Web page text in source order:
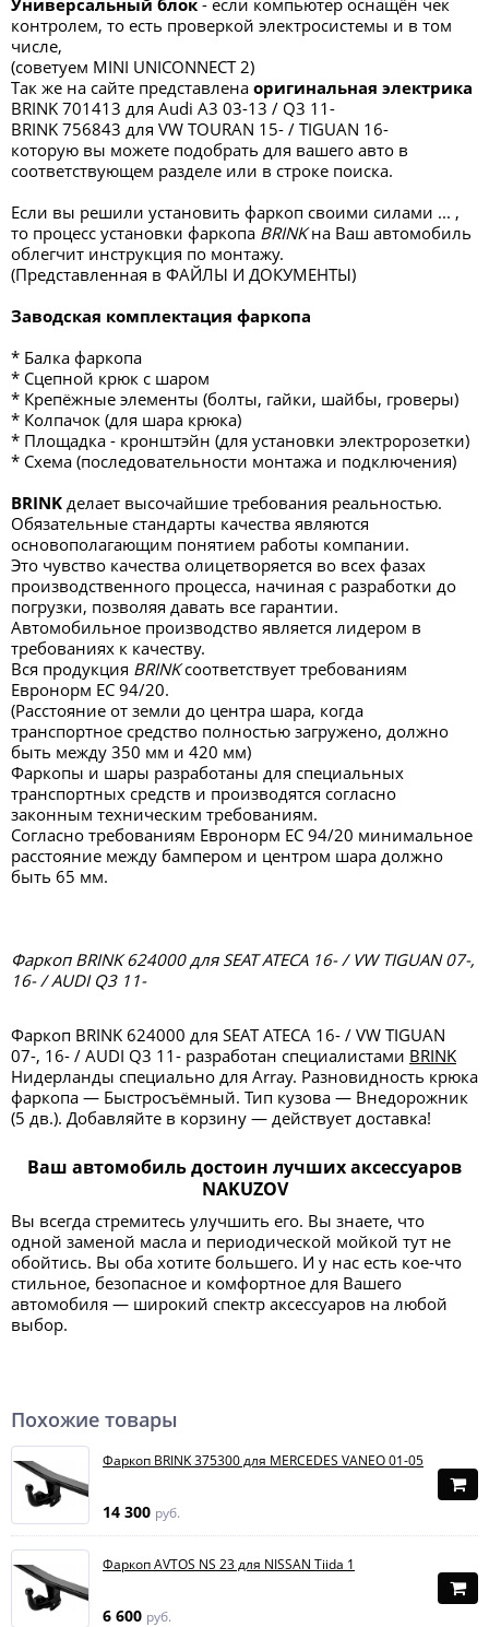
Универсальный блок - если компьютер оснащён чек
контролем, то есть проверкой электросистемы и в том
числе,
(советуем MINI UNICONNECT 2)
Так же на сайте представлена оригинальная электрика
BRINK 701413 для Audi A3 03-13 / Q3 11-
BRINK 756843 для VW TOURAN 15- / TIGUAN 16-
которую вы можете подобрать для вашего авто в
соответствующем разделе или в строке поиска.
Если вы решили установить фаркоп своими силами ... ,
то процесс установки фаркопа BRINKна Ваш автомобиль
облегчит инструкция по монтажу.
(Представленная в ФАЙЛЫ И ДОКУМЕНТЫ)
Заводская комплектация фаркопа
* Балка фаркопа
* Сцепной крюк с шаром
* Крепёжные элементы (болты, гайки, шайбы, гроверы)
* Колпачок (для шара крюка)
* Площадка - кронштэйн (для установки электророзетки)
* Схема (последовательности монтажа и подключения)
BRINK делает высочайшие требования реальностью.
Обязательные стандарты качества являются
основополагающим понятием работы компании.
Это чувство качества олицетворяется во всех фазах
производственного процесса, начиная с разработки до
погрузки, позволяя давать все гарантии.
Автомобильное производство является лидером в
требованиях к качеству.
Вся продукция BRINKсоответствует требованиям
Евронорм ЕС 94/20.
(Расстояние от земли до центра шара, когда
транспортное средство полностью загружено, должно
быть между 350 мм и 420 мм)
Фаркопы и шары разработаны для специальных
транспортных средств и производятся согласно
законным техническим требованиям.
Согласно требованиям Евронорм ЕС 94/20 минимальное
расстояние между бампером и центром шара должно
быть 65 мм.
Фаркоп BRINK 624000 для SEAT ATECA 16- / VW TIGUAN 07-,
16- / AUDI Q3 11-
Фаркоп BRINK 624000 для SEAT ATECA 16- / VW TIGUAN
07-, 16- / AUDI Q3 11- разработан специалистами BRINK
Нидерланды специально для Array. Разновидность крюка
фаркопа — Быстросъёмный. Тип кузова — Внедорожник
(5 дв.). Добавляйте в корзину — действует доставка!
Ваш автомобиль достоин лучших аксессуаров
NAKUZOV
Вы всегда стремитесь улучшить его. Вы знаете, что
одной заменой масла и периодической мойкой тут не
обойтись. Вы оба хотите большего. И у нас есть кое-что
стильное, безопасное и комфортное для Вашего
автомобиля — широкий спектр аксессуаров на любой
выбор.
Похожие товары
Фаркоп BRINK 375300 для MERCEDES VANEO 01-05
14 300 руб.
Фаркоп AVTOS NS 23 для NISSAN Tiida 1
6 600 руб.